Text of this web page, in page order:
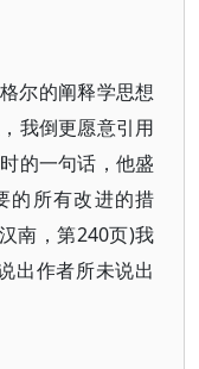
尔的阐释学思想
我倒更愿意引用
的一句话，他盛
的所有改进的措
南，第240页)我
出作者所未说出